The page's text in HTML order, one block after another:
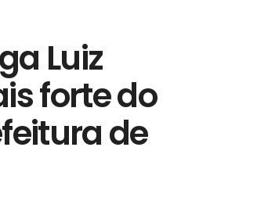
Luiz
forte do
de